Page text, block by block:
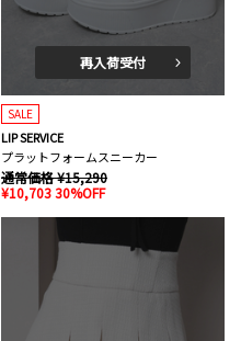
再入荷受付
SALE
LIP SERVICE
プラットフォームスニーカー
通常価格 ¥15,290
¥10,703 30%OFF